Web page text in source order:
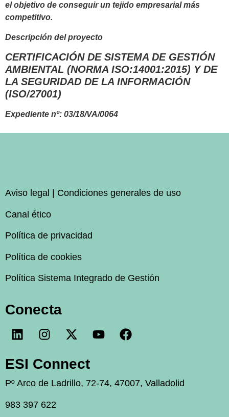
el objetivo de conseguir un tejido empresarial más
competitivo.
Descripción del proyecto
CERTIFICACIÓN DE SISTEMA DE GESTIÓN
AMBIENTAL (NORMA ISO:14001:2015) Y DE
LA SEGURIDAD DE LA INFORMACIÓN
(ISO/27001)
Expediente nº: 03/18/VA/0064
Aviso legal | Condiciones generales de uso
Canal ético
Política de privacidad
Política de cookies
Política Sistema Integrado de Gestión
Conecta
ESI Connect
Pº Arco de Ladrillo, 72-74, 47007, Valladolid
983 397 622